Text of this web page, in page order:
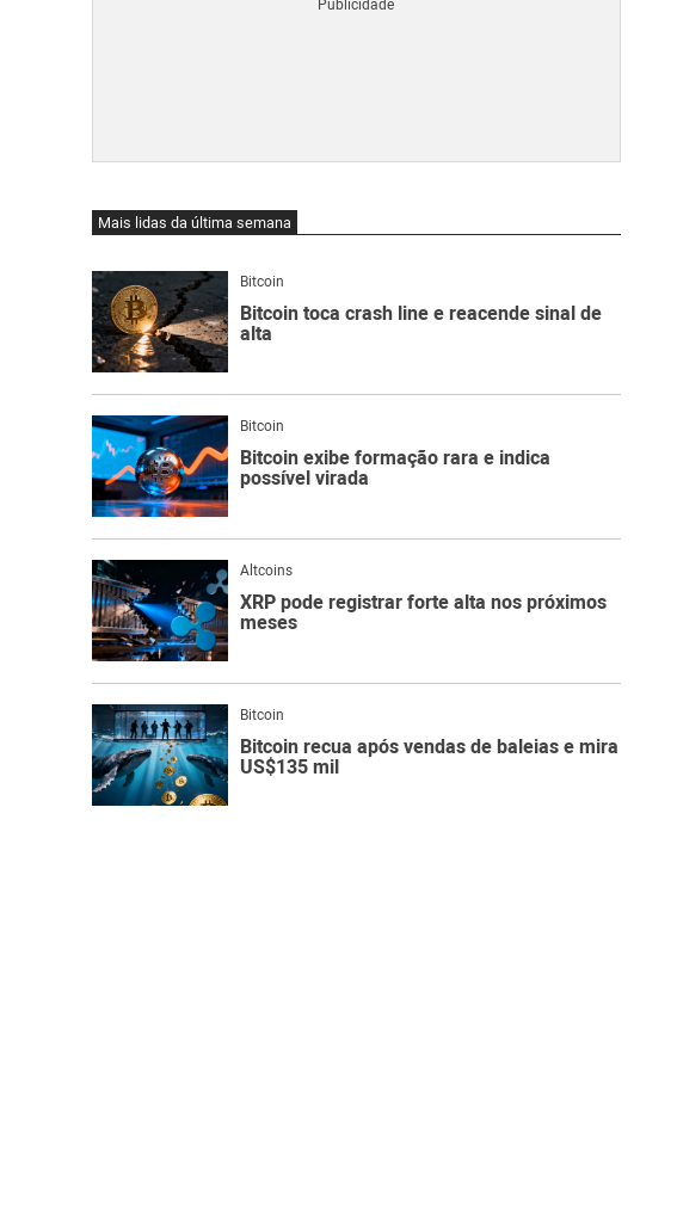
Mais lidas da última semana
Bitcoin
Bitcoin toca crash line e reacende sinal de
alta
Bitcoin
Bitcoin exibe formação rara e indica
possível virada
Altcoins
XRP pode registrar forte alta nos próximos
meses
Bitcoin
Bitcoin recua após vendas de baleias e mira
US$135 mil